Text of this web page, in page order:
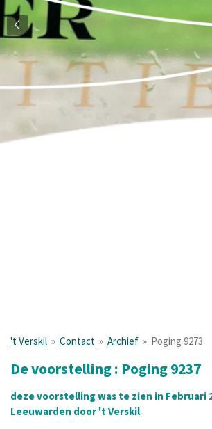
't Verskil » Contact » Archief » Poging 9273
De voorstelling : Poging 9237
deze voorstelling was te zien in Februari
Leeuwarden door 't Verskil